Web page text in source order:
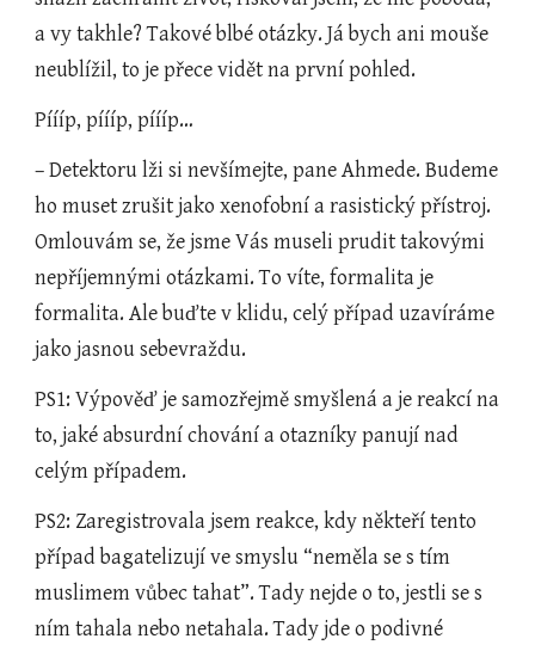
a vy takhle? Takové blbé otázky. Já bych ani mouše
neublížil, to je přece vidět na první pohled.
Píííp, píííp, píííp…
– Detektoru lži si nevšímejte, pane Ahmede. Budeme
ho muset zrušit jako xenofobní a rasistický přístroj.
Omlouvám se, že jsme Vás museli prudit takovými
nepříjemnými otázkami. To víte, formalita je
formalita. Ale buďte v klidu, celý případ uzavíráme
jako jasnou sebevraždu.
PS1: Výpověď je samozřejmě smyšlená a je reakcí na
to, jaké absurdní chování a otazníky panují nad
celým případem.
PS2: Zaregistrovala jsem reakce, kdy někteří tento
případ bagatelizují ve smyslu “neměla se s tím
muslimem vůbec tahat”. Tady nejde o to, jestli se s
ním tahala nebo netahala. Tady jde o podivné